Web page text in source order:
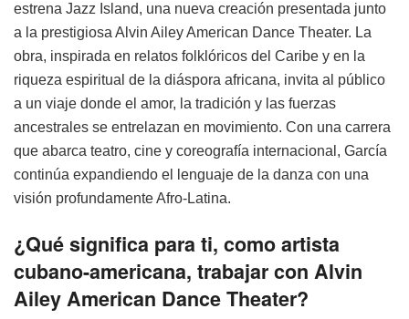
estrena Jazz Island, una nueva creación presentada junto
a la prestigiosa Alvin Ailey American Dance Theater. La
obra, inspirada en relatos folklóricos del Caribe y en la
riqueza espiritual de la diáspora africana, invita al público
a un viaje donde el amor, la tradición y las fuerzas
ancestrales se entrelazan en movimiento. Con una carrera
que abarca teatro, cine y coreografía internacional, García
continúa expandiendo el lenguaje de la danza con una
visión profundamente Afro-Latina.
¿Qué significa para ti, como artista
cubano-americana, trabajar con Alvin
Ailey American Dance Theater?